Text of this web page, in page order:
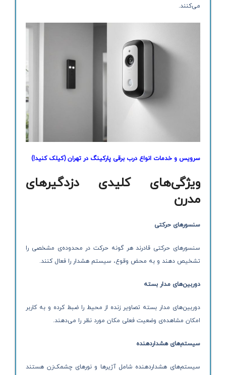
می‌کنند.
سرویس و خدمات انواع درب برقی پارکینگ در تهران(کیلک کنید!)
ویژگی‌های کلیدی دزدگیرهای
مدرن
سنسورهای حرکتی
سنسورهای حرکتی قادرند هر گونه حرکت در محدوده‌ی مشخصی را
تشخیص دهند و به محض وقوع، سیستم هشدار را فعال کنند.
دوربین‌های مدار بسته
دوربین‌های مدار بسته تصاویر زنده از محیط را ضبط کرده و به کاربر
امکان مشاهده‌ی وضعیت فعلی مکان مورد نظر را می‌دهند.
سیستم‌های هشداردهنده
سیستم‌های هشداردهنده شامل آژیرها و نورهای چشمک‌زن هستند